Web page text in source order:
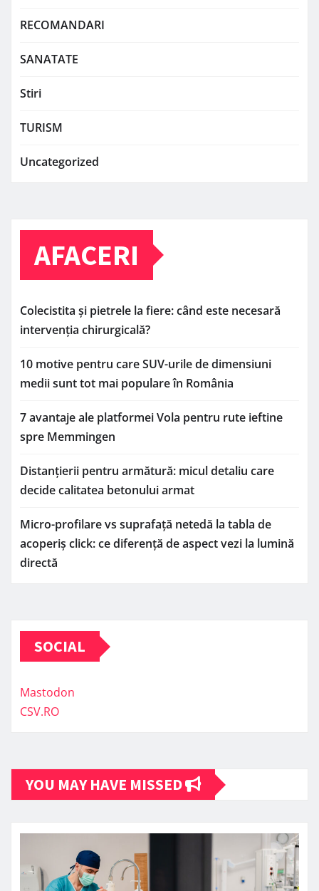
RECOMANDARI
SANATATE
Stiri
TURISM
Uncategorized
AFACERI
Colecistita și pietrele la fiere: când este necesară
intervenția chirurgicală?
10 motive pentru care SUV-urile de dimensiuni
medii sunt tot mai populare în România
7 avantaje ale platformei Vola pentru rute ieftine
spre Memmingen
Distanțierii pentru armătură: micul detaliu care
decide calitatea betonului armat
Micro-profilare vs suprafață netedă la tabla de
acoperiș click: ce diferență de aspect vezi la lumină
directă
SOCIAL
Mastodon
CSV.RO
YOU MAY HAVE MISSED